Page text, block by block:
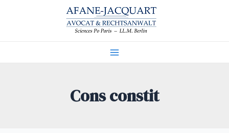
Cons constit